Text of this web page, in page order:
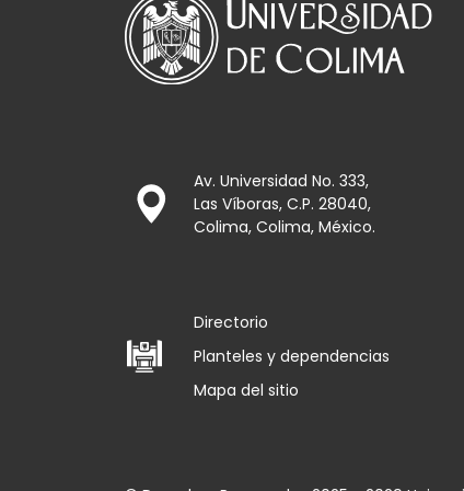
Av. Universidad No. 333,
Las Víboras, C.P. 28040,
Colima, Colima, México.
Directorio
Planteles y dependencias
Mapa del sitio